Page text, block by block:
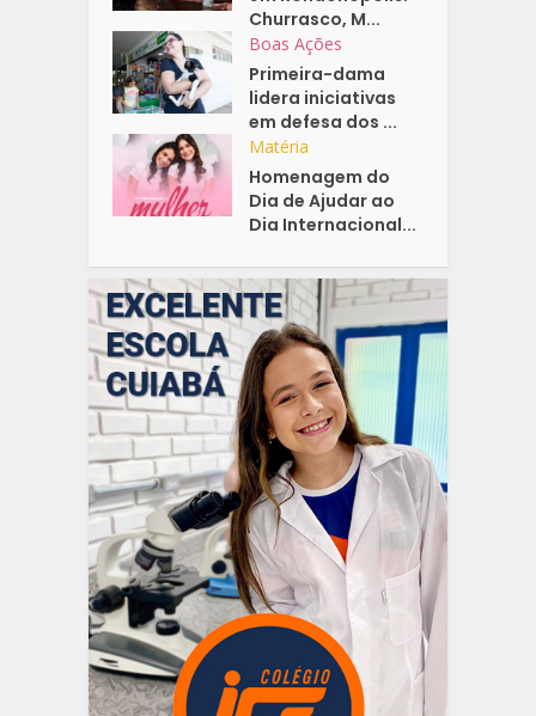
Churrasco, M...
Boas Ações
Primeira-dama
lidera iniciativas
em defesa dos ...
Matéria
Homenagem do
Dia de Ajudar ao
Dia Internacional...